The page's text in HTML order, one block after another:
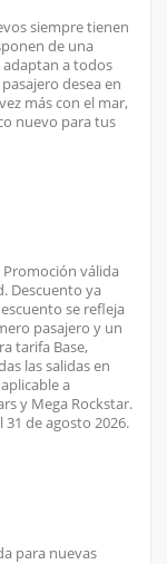
siempre tienen
de una
a todos
desea en
más con el mar,
nuevo para tus
Promoción válida
Descuento ya
se refleja
pasajero y un
tarifa Base,
las salidas en
a
y Mega Rockstar.
de agosto 2026.
para nuevas